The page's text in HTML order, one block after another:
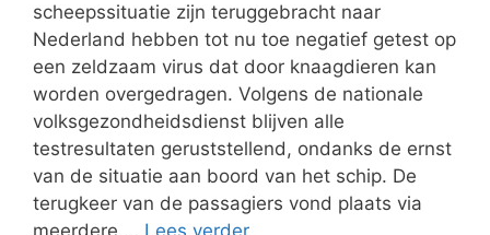
scheepssituatie zijn teruggebracht naar
Nederland hebben tot nu toe negatief getest op
een zeldzaam virus dat door knaagdieren kan
worden overgedragen. Volgens de nationale
volksgezondheidsdienst blijven alle
testresultaten geruststellend, ondanks de ernst
van de situatie aan boord van het schip. De
terugkeer van de passagiers vond plaats via